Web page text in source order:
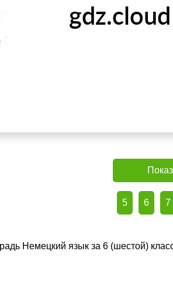
5 6 7
Немецкий язык за 6 (шестой)